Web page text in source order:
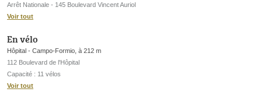
Arrêt Nationale - 145 Boulevard Vincent Auriol
Voir tout
En vélo
Hôpital - Campo-Formio, à 212 m
112 Boulevard de l'Hôpital
Capacité : 11 vélos
Voir tout